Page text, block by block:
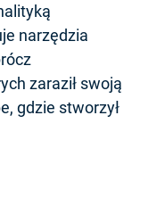
narzędzia
zaraził swoją
gdzie stworzył